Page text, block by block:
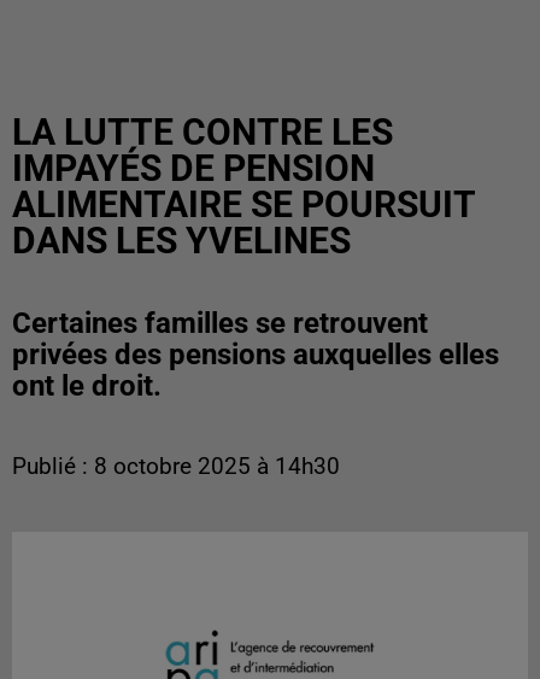
LA LUTTE CONTRE LES
IMPAYÉS DE PENSION
ALIMENTAIRE SE POURSUIT
DANS LES YVELINES
Certaines familles se retrouvent
privées des pensions auxquelles elles
ont le droit.
Publié : 8 octobre 2025 à 14h30